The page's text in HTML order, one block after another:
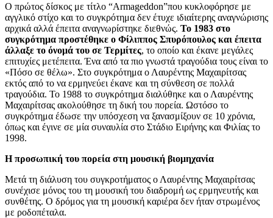
Ο πρώτος δίσκος με τίτλο “Armageddon”που κυκλοφόρησε με
αγγλικό στίχο και το συγκρότημα δεν έτυχε ιδιαίτερης αναγνώρισης
αρχικά αλλά έπειτα αναγνωρίστηκε διεθνώς. Το 1983 στο
συγκρότημα προστέθηκε ο Φίλιππος Σπυρόπουλος και έπειτα
άλλαξε το όνομά του σε Τερμίτες, το οποίο και έκανε μεγάλες
επιτυχίες μετέπειτα. Ένα από τα πιο γνωστά τραγούδια τους είναι το
«Πόσο σε θέλω». Στο συγκρότημα ο Λαυρέντης Μαχαιρίτσας
εκτός από το να ερμηνεύει έκανε και τη σύνθεση σε πολλά
τραγούδια. Το 1988 το συγκρότημα διαλύθηκε και ο Λαυρέντης
Μαχαιρίτσας ακολούθησε τη δική του πορεία. Ωστόσο το
συγκρότημα έδωσε την υπόσχεση να ξανασμίξουν σε 10 χρόνια,
όπως και έγινε σε μία συναυλία στο Στάδιο Ειρήνης και Φιλίας το
1998.
Η προσωπική του πορεία στη μουσική βιομηχανία
Μετά τη διάλυση του συγκροτήματος ο Λαυρέντης Μαχαιρίτσας
συνέχισε μόνος του τη μουσική του διαδρομή ως ερμηνευτής και
συνθέτης. Ο δρόμος για τη μουσική καριέρα δεν ήταν στρωμένος
με ροδοπέταλα.